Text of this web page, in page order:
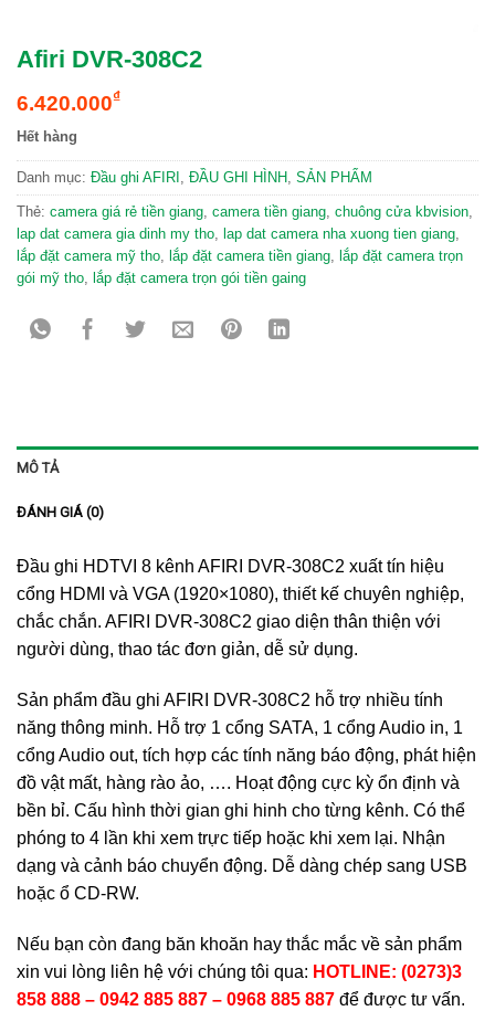
Afiri DVR-308C2
6.420.000₫
Hết hàng
Danh mục: Đầu ghi AFIRI ĐẦU GHI HÌNH SẢN PHẨM
Thẻ: camera giá rẻ tiền giang camera tiền giang chuông cửa kbvision
lap dat camera gia dinh my tho lap dat camera nha xuong tien giang
lắp đặt camera mỹ tho lắp đặt camera tiền giang lắp đặt camera trọn
gói mỹ tho lắp đặt camera trọn gói tiền gaing
MÔ TẢ
ĐÁNH GIÁ (0)
Đầu ghi HDTVI 8 kênh AFIRI DVR-308C2 xuất tín hiệu
cổng HDMI và VGA (1920×1080), thiết kế chuyên nghiệp,
chắc chắn. AFIRI DVR-308C2 giao diện thân thiện với
người dùng, thao tác đơn giản, dễ sử dụng.
Sản phẩm đầu ghi AFIRI DVR-308C2 hỗ trợ nhiều tính
năng thông minh. Hỗ trợ 1 cổng SATA, 1 cổng Audio in, 1
cổng Audio out, tích hợp các tính năng báo động, phát hiện
đồ vật mất, hàng rào ảo, …. Hoạt động cực kỳ ổn định và
bền bỉ. Cấu hình thời gian ghi hinh cho từng kênh. Có thể
phóng to 4 lần khi xem trực tiếp hoặc khi xem lại. Nhận
dạng và cảnh báo chuyển động. Dễ dàng chép sang USB
hoặc ổ CD-RW.
Nếu bạn còn đang băn khoăn hay thắc mắc về sản phẩm
xin vui lòng liên hệ với chúng tôi qua: HOTLINE: (0273)3
858 888 – 0942 885 887 – 0968 885 887 để được tư vấn.